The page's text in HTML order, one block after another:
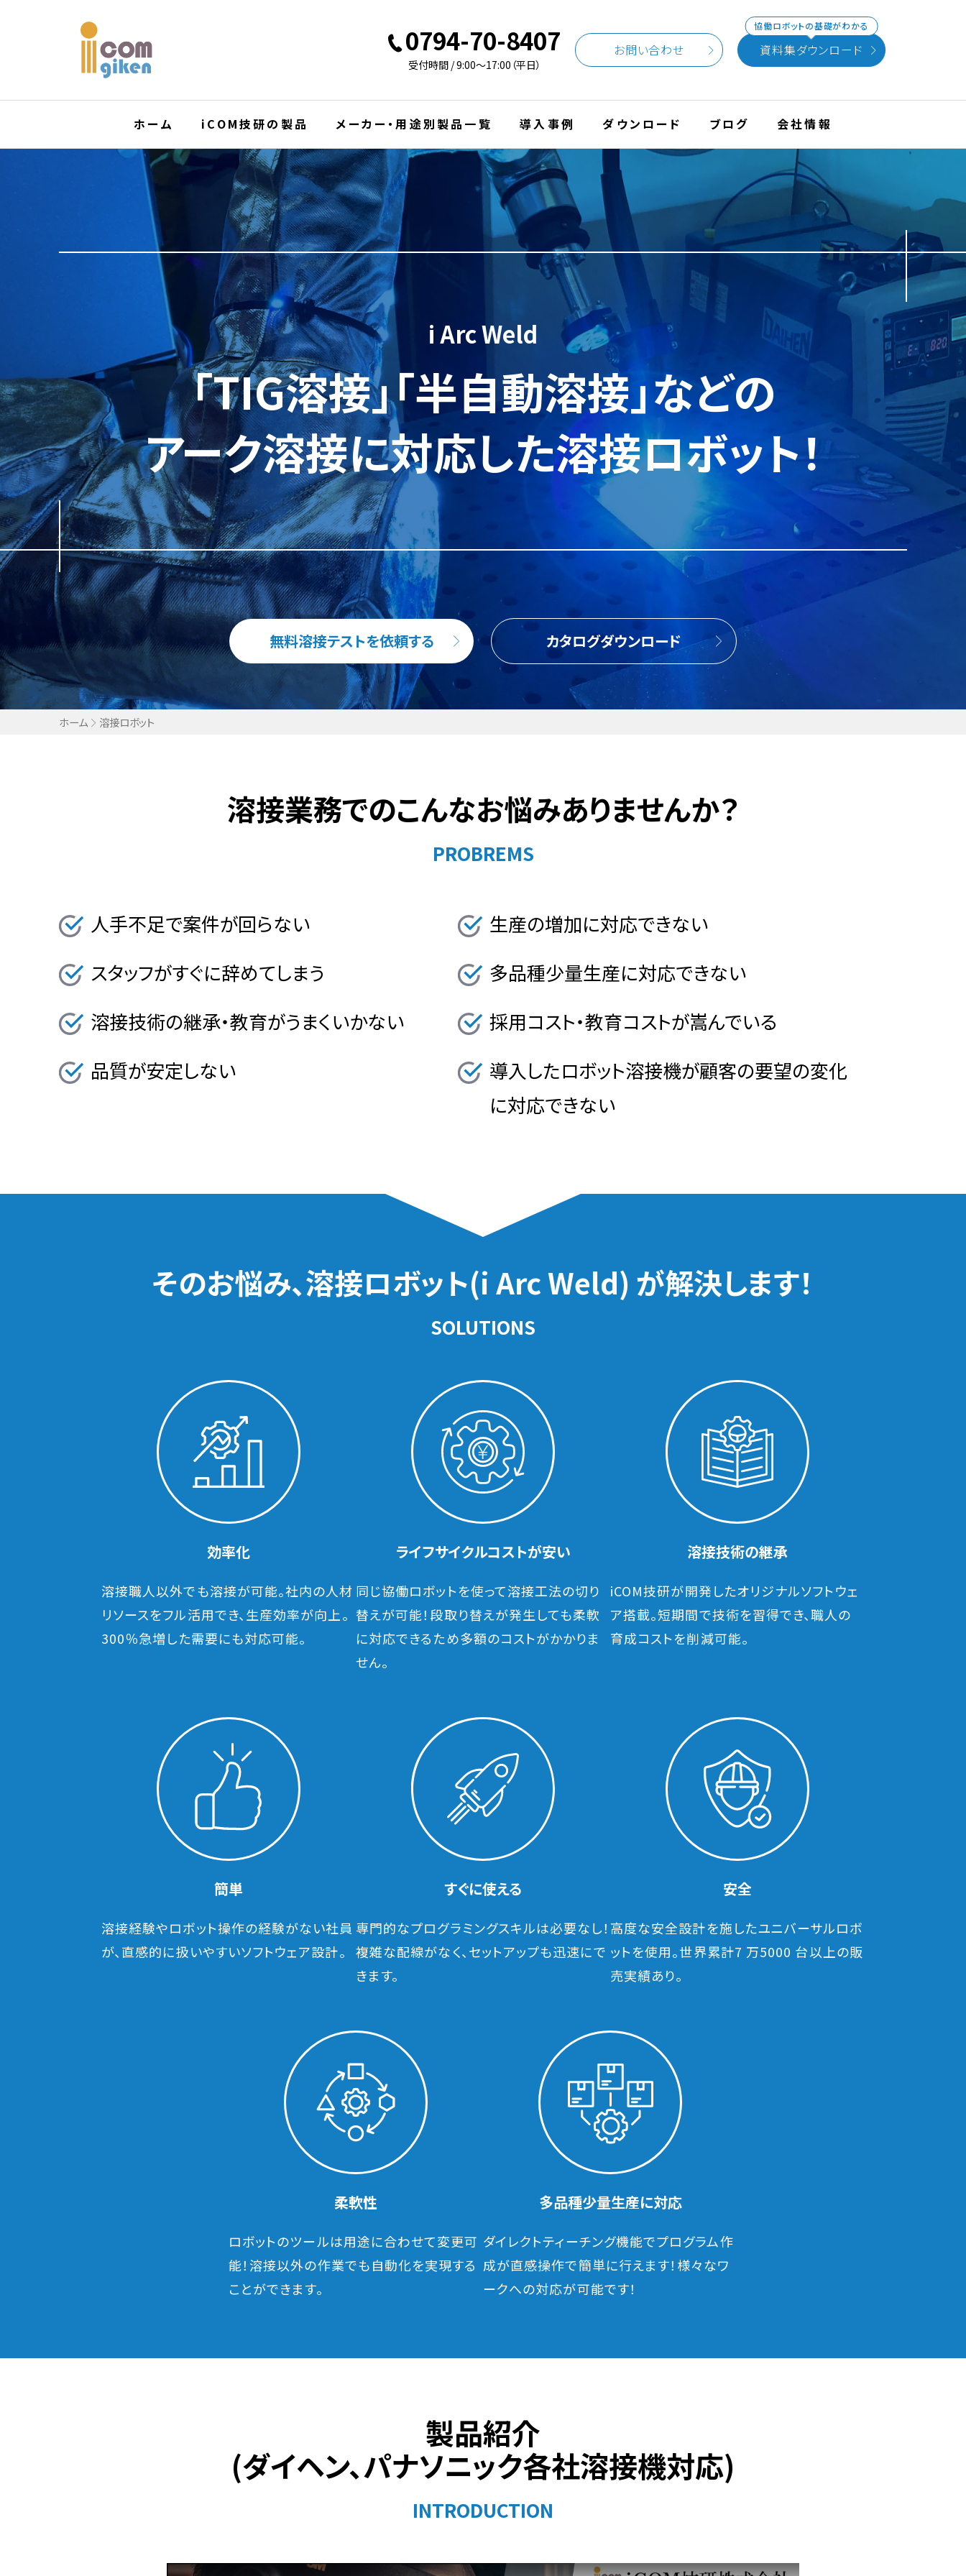
0794-70-8407
受付時間 / 9:00〜17:00（平日）
お問い合わせ
協働ロボットの基礎がわかる
資料集ダウンロード
ホーム iCOM技研の製品 メーカー・用途別製品一覧 導入事例 ダウンロード ブログ 会社情報
i Arc Weld
「TIG溶接」「半自動溶接」などの
アーク溶接に対応した溶接ロボット！
無料溶接テストを依頼する カタログダウンロード
ホーム 溶接ロボット
溶接業務でのこんなお悩みありませんか？
PROBREMS
人手不足で案件が回らない
生産の増加に対応できない
スタッフがすぐに辞めてしまう
多品種少量生産に対応できない
溶接技術の継承・教育がうまくいかない
採用コスト・教育コストが嵩んでいる
品質が安定しない
導入したロボット溶接機が顧客の要望の変化
に対応できない
そのお悩み、溶接ロボット(i Arc Weld) が解決します！
SOLUTIONS
効率化
溶接職人以外でも溶接が可能。社内の人材
リソースをフル活用でき、生産効率が向上。
300％急増した需要にも対応可能。
ライフサイクルコストが安い
同じ協働ロボットを使って溶接工法の切り
替えが可能！段取り替えが発生しても柔軟
に対応できるため多額のコストがかかりま
せん。
溶接技術の継承
iCOM技研が開発したオリジナルソフトウェ
ア搭載。短期間で技術を習得でき、職人の
育成コストを削減可能。
簡単
溶接経験やロボット操作の経験がない社員
が、直感的に扱いやすいソフトウェア設計。
すぐに使える
専門的なプログラミングスキルは必要なし！
複雑な配線がなく、セットアップも迅速にで
きます。
安全
高度な安全設計を施したユニバーサルロボ
ットを使用。世界累計7 万5000 台以上の販
売実績あり。
柔軟性
ロボットのツールは用途に合わせて変更可
能！溶接以外の作業でも自動化を実現する
ことができます。
多品種少量生産に対応
ダイレクトティーチング機能でプログラム作
成が直感操作で簡単に行えます！様々なワ
ークへの対応が可能です！
製品紹介
(ダイヘン、パナソニック各社溶接機対応)
INTRODUCTION